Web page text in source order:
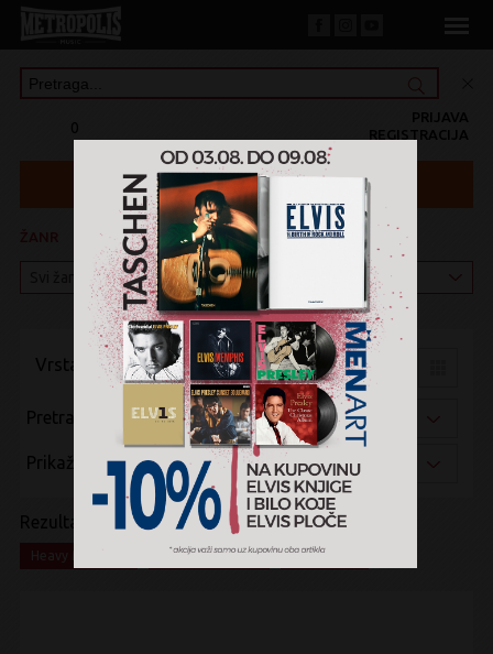
0 REGISTRACIJA
PRIJAVA
KATEGORIJA
Vrsta pregleda:
Pretraži po:
Prikaži po:
Rezultati pretrage:
Gothic Metal x Box Set